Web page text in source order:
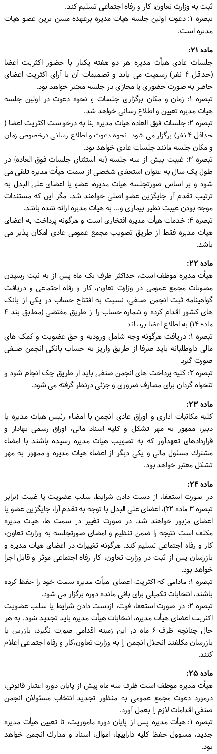
ثبت به وزارت تعاون، کار و رفاه اجتماعی تسلیم کند.
تبصره ۱: دعوت اولین جلسه هیات مدیره برعهده مسن ترین عضو هیات
مدیره است.
ماده ۲۱:
جلسات عادی هیأت مدیره هر دو هفته یکبار با حضور اکثریت اعضا
(حداقل ۴ نفر) رسمیت می یابد و تصمیمات آن با آرای اکثریت اعضای
حاضر به صورت حضوری یا مجازی در جلسه معتبر خواهد بود.
تبصره ۱: زمان و مکان برگزاری جلسات و نحوه دعوت در اولین جلسه
هیات مدیره تعیین و اطلاع رسانی خواهد شد.
تبصره ۲: جلسات فوق العاده هیات مدیره بنا به درخواست اکثریت اعضا (
حداقل ۴ نفر) برگزار می شود. نحوه دعوت و اطلاع رسانی درخصوص زمان
و مکان جلسه مانند جلسات عادی خواهد بود.
تبصره ۳: غیبت بیش از سه جلسه (به استثنای جلسات فوق العاده) در
طول یک سال به عنوان استعفای شخصی از سمت هیأت مدیره تلقی می
شود و بر اساس صورتجلسه هیات مدیره، عضو یا اعضای علی البدل به
ترتیب تقدم آرا جایگزین عضو اصلی خواهند شد. مگر این که مستندات
موجه بودن غیبت نظیر بیماری و... به هیات مدیره ارائه شده باشد.
تبصره ۴: خدمات هیأت مدیره افتخاری است و هرگونه پرداخت به اعضای
هیات مدیره فقط از طریق تصویب مجمع عمومی عادی امکان پذیر می
باشد.
ماده ۲۲:
هیأت مدیره موظف است، حداکثر ظرف یک ماه پس از به ثبت رسیدن
مصوبات مجمع عمومی در وزارت تعاون، کار و رفاه اجتماعی و دریافت
گواهینامه ثبت انجمن صنفی، نسبت به افتتاح حساب در یکی از بانک
های کشور اقدام کرده و شماره حساب را از طریق مقتضی (مطابق بند ۴
ماده ۱۴) به اطلاع اعضا برساند.
تبصره ۱: دریافت هرگونه وجه شامل ورودیه و حق عضویت و کمک های
مالی داوطلبانه باید صرفا از طریق واریز به حساب بانکی انجمن صنفی
صورت گیرد
تبصره ۲: کلیه پرداخت های انجمن صنفی باید از طریق چک انجام شود و
تنخواه گردان برای مصارف ضروری و جزئی درنظر گرفته می شود.
ماده ۲۳:
کلیه مکاتبات اداری و اوراق عادی انجمن با امضاء رئیس هیات مدیره یا
دبیر، ممهور به مهر تشکل و کلیه اسناد مالی، اوراق رسمی بهادار و
قراردادهای تعهدآور که به تصویب هیات مدیره رسیده باشند با امضاء
مشترك مسئول مالی و یکی دیگر از اعضاء هیات مدیره و ممهور به مهر
تشکل معتبر خواهد بود.
ماده ۲۴:
در صورت استعفا، از دست دادن شرایط، سلب عضویت یا غیبت (برابر
تبصره ۳ ماده ۲۲)، اعضای علی البدل با توجه به تقدم آرا، جایگزین عضو یا
اعضای مزبور خواهند شد. در صورت تغییر در سمت ها، هیات مدیره
مکلف است نتیجه را ضمن تنظیم و امضای صورتجلسه به وزارت تعاون،
کار و رفاه اجتماعی تسلیم کند. هرگونه تغییرات در اعضای هیات مدیره و
بازرسان پس از ثبت در وزارت تعاون، کار رفاه اجتماعی موثر و قابل اجرا
خواهد بود.
تبصره ۱: مادامی که اکثریت اعضای هیأت مدیره سمت خود را حفظ کرده
باشند، انتخابات تکمیلی برای باقی مانده دوره برگزار می شود.
تبصره ۲: در صورت استعفا، فوت، ازدست دادن شرایط یا سلب عضویت
اکثریت اعضای هیأت مدیره، انتخابات هیأت مدیره باید تجدید شود. به هر
حال چنانچه ظرف ۶ ماه در این زمینه اقدامی صورت نگیرد، بازرس یا
بازرسان مکلفند انحلال انجمن را به وزارت تعاون،کار و رفاه اجتماعی اعلام
کنند.
ماده ۲۵:
هیأت مدیره موظف است ظرف سه ماه پیش از پایان دوره اعتبار قانونی،
درمورد دعوت مجمع عمومی به منظور تجدید انتخاب مسئولان انجمن
صنفی اقدامات لازم را بعمل آورد.
تبصره ۱: هیأت مدیره پس از پایان دوره ماموریت، تا تعیین هیأت مدیره
جدید، مسوول حفظ کلیه داراییها، اموال، اسناد و مدارك انجمن خواهد
بود.